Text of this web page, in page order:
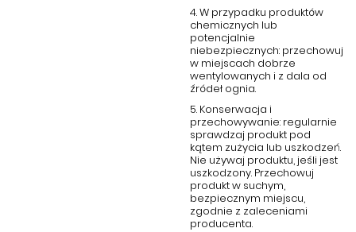
4. W przypadku produktów
chemicznych lub
potencjalnie
niebezpiecznych: przechowuj
w miejscach dobrze
wentylowanych i z dala od
źródeł ognia.
5. Konserwacja i
przechowywanie: regularnie
sprawdzaj produkt pod
kątem zużycia lub uszkodzeń.
Nie używaj produktu, jeśli jest
uszkodzony. Przechowuj
produkt w suchym,
bezpiecznym miejscu,
zgodnie z zaleceniami
producenta.